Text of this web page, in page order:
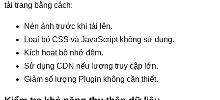
tải trang bằng cách:
Nén ảnh trước khi tải lên.
Loại bỏ CSS và JavaScript không sử dụng.
Kích hoạt bộ nhớ đệm.
Sử dụng CDN nếu lượng truy cập lớn.
Giảm số lượng Plugin không cần thiết.